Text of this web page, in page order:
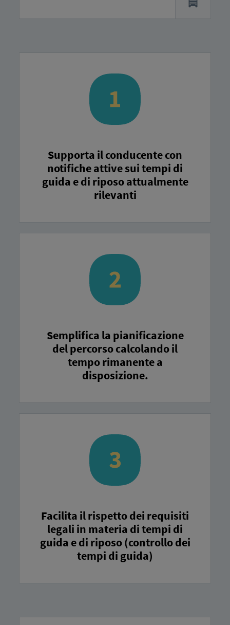
Supporta il conducente con
notifiche attive sui tempi di
guida e di riposo attualmente
rilevanti
Semplifica la pianificazione
del percorso calcolando il
tempo rimanente a
disposizione.
Facilita il rispetto dei requisiti
legali in materia di tempi di
guida e di riposo (controllo dei
tempi di guida)